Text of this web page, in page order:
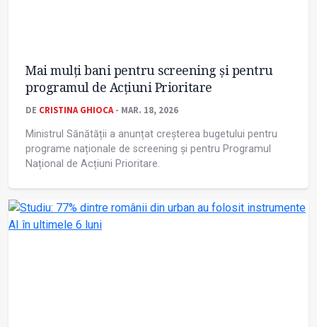
Mai mulți bani pentru screening și pentru
programul de Acțiuni Prioritare
DE CRISTINA GHIOCA- MAR. 18, 2026
Ministrul Sănătății a anunțat creșterea bugetului pentru
programe naționale de screening și pentru Programul
Național de Acțiuni Prioritare.